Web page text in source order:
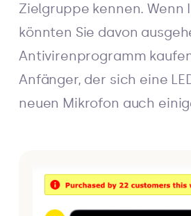
Zielgruppe kennen.
könnten Sie davon
Antivirenprogramm
Anfänger, der sich eine
neuen Mikrofon auch